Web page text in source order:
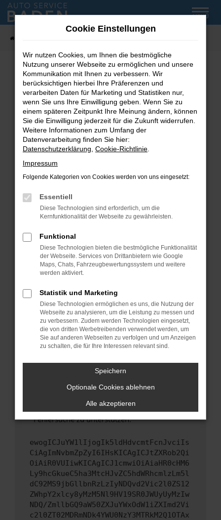
Zum
Hauptinhalt
MENÜ
Fehler: Network Error
Beim Laden ist ein Fehler aufgetreten.
Hier sind ein paar Tipps, die dir helfen können:
Überprüfe deine Firewall und deine
Internetverbindung.
Laden andere Webseiten, zum Beispiel deine
Suchmaschine?
Prüfe deine Browsererweiterungen.
können das Laden bestimmter Seiten
verhindern. Funktioniert die Seite in einem
Fenster?
Starte dein Gerät neu.
Das kann manchmal helfen, vorübergehende
Probleme zu beheben.
Betriebssystem auf dem neuesten Stand
sind.
Veraltete Software birgt nicht nur ein
Sicherheitsrisiko, sondern kann auch dazu
führen, dass bestimmte Funktionen nicht mehr
unterstützt werden.
Wende dich an den Webseitenbetreiber.
Wenn du alle oben genannten Schritte versucht
hast, kontaktiere uns bitte. Wir werden
uns diesen Text schicken, um uns bei der
Fehlersuche zu unterstützen:
ewogICJuYW1lIjogIk5ldHdvcmtFcnJvciIs
CiAgImNvbmZpZyI6IHsKICAgICJtZXRob2Qi
OiAiR0VUIiwKICAgICJ1cmwiOiAiaHR0cHM6
Ly9hcGkueC5ha3MtcHJvZC5hdWRhcmlzLm5l
dC92MS9jbGllbnRzLzIyNDQvd2Vic2l0ZS12
ZWhpY2xlcy8yMzM5Nl9HV19SR0JWUyUyMzIw
NDQ/ZmllbGQ9aW50ZXJuYWxOdW1iZXImd2Vi
c2l0ZT02MDRmNDk4YWU0NzY3MTRkM2Q1OTAx
Cookie Einstellungen
Wir nutzen Cookies, um Ihnen die bestmögliche
Nutzung unserer Webseite zu ermöglichen und unsere
Kommunikation mit Ihnen zu verbessern. Wir
berücksichtigen hierbei Ihre Präferenzen und
verarbeiten Daten für Marketing und Statistiken nur,
wenn Sie uns Ihre Einwilligung geben. Wenn Sie zu
einem späteren Zeitpunkt Ihre Meinung ändern, können
Sie die Einwilligung jederzeit für die Zukunft widerrufen.
Weitere Informationen zum Umfang der
Datenverarbeitung finden Sie hier:
Datenschutzerklärung Cookie-Richtlinie
Impressum
Folgende Kategorien von Cookies werden von uns eingesetzt:
Essentiell
Diese Technologien sind erforderlich, um die
Kernfunktionalität der Webseite zu gewährleisten.
Funktional
Diese Technologien bieten die bestmögliche Funktionalität
der Webseite. Services von Drittanbietern wie Google
Maps, Chats, Fahrzeugbewertungssystem und weitere
werden aktiviert.
Statistik und Marketing
Diese Technologien ermöglichen es uns, die Nutzung der
Webseite zu analysieren, um die Leistung zu messen und
zu verbessern. Zudem werden Technologien eingesetzt,
die von dritten Werbetreibenden verwendet werden, um
Sie auf anderen Webseiten zu verfolgen und um Anzeigen
zu schalten, die für Ihre Interessen relevant sind.
Speichern
Optionale Cookies ablehnen
Alle akzeptieren